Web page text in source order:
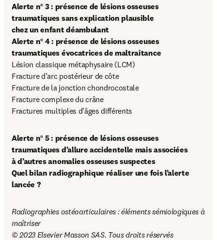
Alerte n° 3 : présence de lésions osseuses
traumatiques sans explication plausible
chez un enfant déambulant
Alerte n° 4 : présence de lésions osseuses
traumatiques évocatrices de maltraitance
Lésion classique métaphysaire (LCM)
Fracture d’arc postérieur de côte
Fracture de la jonction chondrocostale
Fracture complexe du crâne
Fractures multiples d’âges différents
Alerte n° 5 : présence de lésions osseuses
traumatiques d’allure accidentelle mais associées
à d’autres anomalies osseuses suspectes
Quel bilan radiographique réaliser une fois l’alerte
lancée ?
Radiographies ostéoarticulaires : éléments sémiologiques à
maîtriser
© 2023 Elsevier Masson SAS. Tous droits réservés